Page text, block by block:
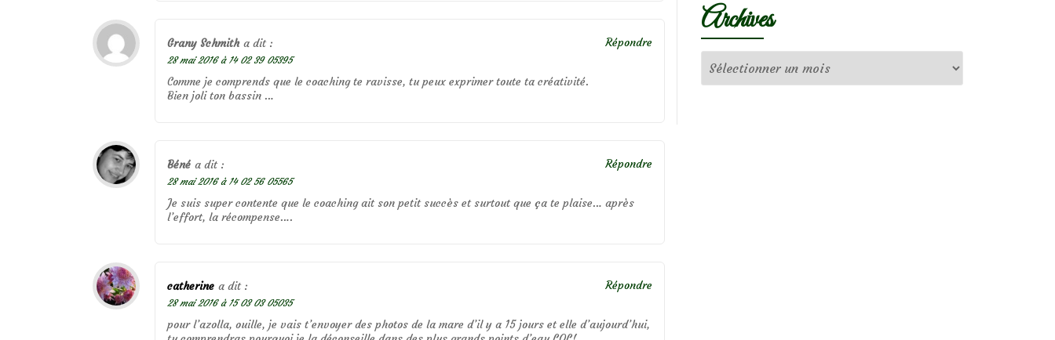
Grany Schmith a dit :
28 mai 2016 à 14 02 39 05395
Comme je comprends que le coaching te ravisse, tu peux exprimer toute ta créativité.
Bien joli ton bassin …
Répondre
Béné a dit :
28 mai 2016 à 14 02 56 05565
Je suis super contente que le coaching ait son petit succès et surtout que ça te plaise… après
l’effort, la récompense….
Répondre
catherine a dit :
28 mai 2016 à 15 03 03 05035
pour l’azolla, ouille, je vais t’envoyer des photos de la mare d’il y a 15 jours et elle d’aujourd’hui,
Répondre
Archives
Archives